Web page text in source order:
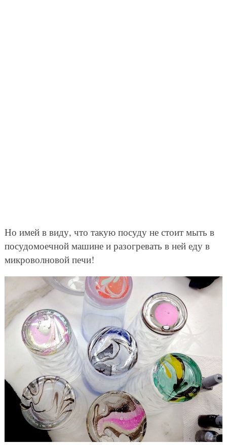
Но имей в виду, что такую посуду не стоит мыть в
посудомоечной машине и разогревать в ней еду в
микроволновой печи!